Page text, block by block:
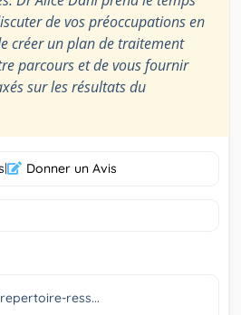
de vos préoccupations en
créer un plan de traitement
parcours et de vous fournir
sur les résultats du
| Donner un Avis
ress...